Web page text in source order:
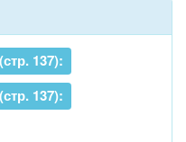
137):
137):